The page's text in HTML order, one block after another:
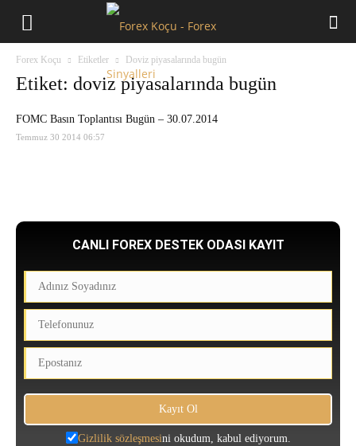
Forex Koçu Etiketler Doviz piyasalarında bugün
Etiket: doviz piyasalarında bugün
FOMC Basın Toplantısı Bugün – 30.07.2014
Temmuz 30 2014 06:57
CANLI FOREX DESTEK ODASI KAYIT
Gizlilik sözleşmesini okudum, kabul ediyorum.